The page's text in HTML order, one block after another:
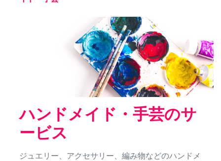
ハンドメイド・手芸のサ
ービス
ジュエリー、アクセサリー、編み物などのハンドメ